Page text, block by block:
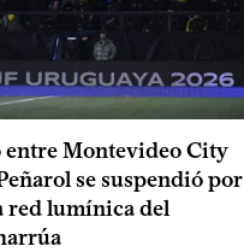
Montevideo City
se suspendió por
red lumínica del